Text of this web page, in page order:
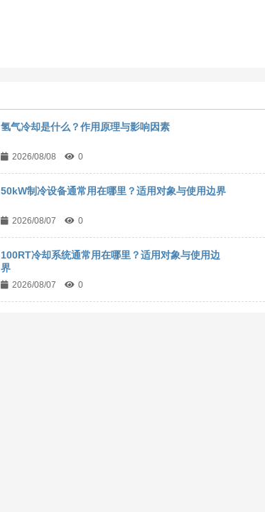
氢气冷却是什么？作用原理与影响因素
2026/08/08 0
50kW制冷设备通常用在哪里？适用对象与使用边界
2026/08/07 0
100RT冷却系统通常用在哪里？适用对象与使用边
界
2026/08/07 0